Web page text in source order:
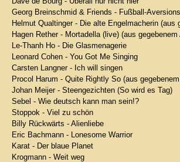
Georg Breinschmid & Friends - Fußball-
Helmut Qualtinger - Die alte Engelmacherin (aus
Hagen Rether - Mortadella (live) (aus
Le-Thanh Ho - Die Glasmenagerie
Leonard Cohen - You Got Me Singing
Carsten Langner - Ich will singen
Procol Harum - Quite Rightly So (aus
Johan Meijer - Steengezichten (So wird es Tag)
Sebel - Wie deutsch kann man sein!?
Stoppok - Viel zu schön
Billy Rückwärts - Alienliebe
Eric Bachmann - Lonesome Warrior
Karat - Der blaue Planet
Krogmann - Weit weg